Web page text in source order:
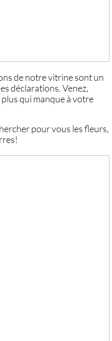
de notre vitrine sont un
déclarations. Venez,
qui manque à votre
pour vous les fleurs,